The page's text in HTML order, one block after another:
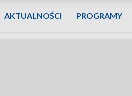
AKTUALNOŚCI PROGRAMY